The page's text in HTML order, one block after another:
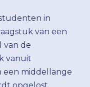
in
van een
van de
vanuit
een middellange